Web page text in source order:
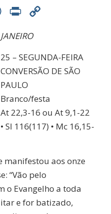
WhatsApp
Print
JANEIRO
25 – SEGUNDA-FEIRA
CONVERSÃO DE SÃO
PAULO
Branco/festa
At 22,3-16 ou At 9,1-22
• Sl 116(117) • Mc 16,15-
manifestou aos onze
“Vão pelo
o Evangelho a toda
e for batizado,